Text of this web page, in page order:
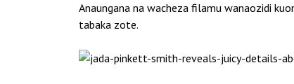
Anaungana na wacheza filamu wanaozidi
tabaka zote.